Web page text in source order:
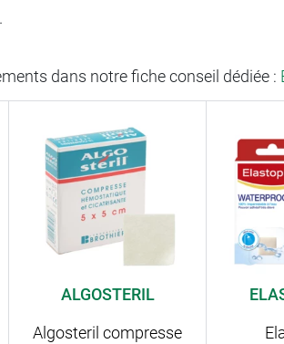
dans notre fiche conseil dédiée :
ALGOSTERIL
Algosteril compresse